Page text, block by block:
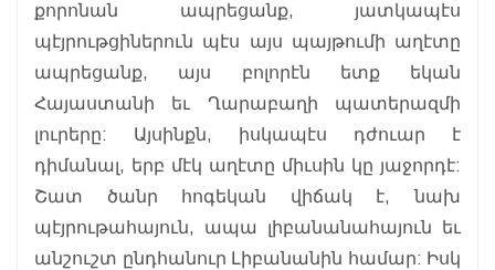
քորոնան ապրեցանք, յատկապէս
պէյրութցիներուն պէս այս պայթումի աղէտը
ապրեցանք, այս բոլորէն ետք եկան
Հայաստանի եւ Ղարաբաղի պատերազմի
լուրերը: Այսինքն, իսկապէս դժուար է
դիմանալ, երբ մէկ աղէտը միւսին կը յաջորդէ:
Շատ ծանր հոգեկան վիճակ է, նախ
պէյրութահայուն, ապա լիբանանահայուն եւ
անշուշտ ընդհանուր Լիբանանին համար: Իսկ